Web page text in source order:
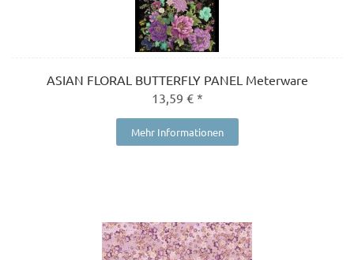
ASIAN FLORAL BUTTERFLY PANEL Meterware
13,59 € *
Mehr Informationen